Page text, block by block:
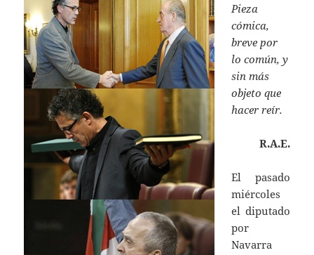
Pieza
cómica,
breve por
lo común, y
sin más
objeto que
hacer reír.
R.A.E.
El pasado
miércoles
el diputado
por
Navarra